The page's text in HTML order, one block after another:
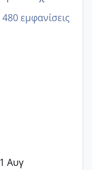
αν προσπαθώ
480 εμφανίσεις
1 Αυγ